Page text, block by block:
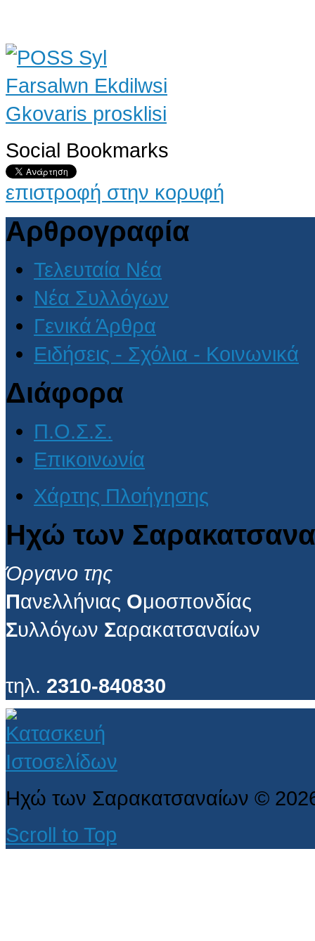
Social Bookmarks
επιστροφή στην κορυφή
Αρθρογραφία
Τελευταία Νέα
Νέα Συλλόγων
Γενικά Άρθρα
Ειδήσεις - Σχόλια - Κοινωνικά
Διάφορα
Π.Ο.Σ.Σ.
Επικοινωνία
Χάρτης Πλοήγησης
Ηχώ των
Όργανο της
Πανελλήνιας Ομοσπονδίας
Συλλόγων Σαρακατσαναίων
τηλ. 2310-840830
Ηχώ των Σαρακατσαναίων ©
Scroll to Top